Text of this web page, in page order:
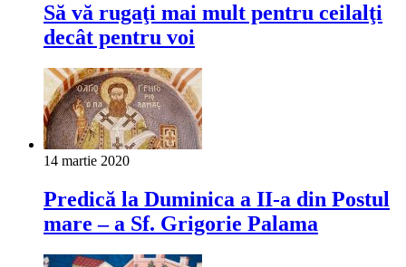
Să vă rugaţi mai mult pentru ceilalţi
decât pentru voi
14 martie 2020
Predică la Duminica a II-a din Postul
mare – a Sf. Grigorie Palama